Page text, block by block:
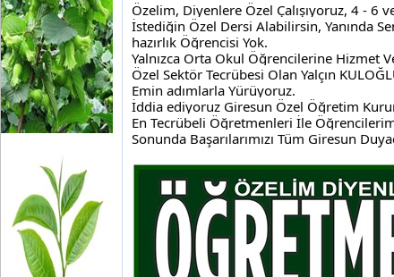
Özelim, Diyenlere Özel Çalışıyoruz, 4 - 6
İstediğin Özel Dersi Alabilirsin, Yanında
hazırlık Öğrencisi Yok.
Yalnızca Orta Okul Öğrencilerine Hizmet
Özel Sektör Tecrübesi Olan Yalçın
Emin adımlarla Yürüyoruz.
İddia ediyoruz Giresun Özel Öğretim
En Tecrübeli Öğretmenleri İle
Sonunda Başarılarımızı Tüm Giresun